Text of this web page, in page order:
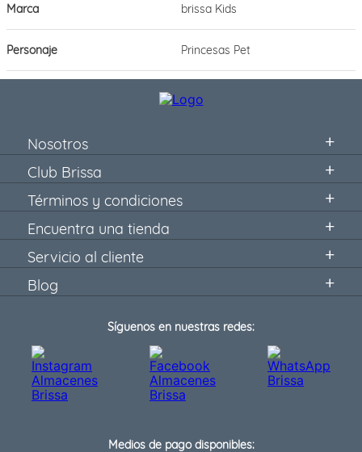
Marca brissa Kids
Personaje Princesas Pet
Nosotros
Club Brissa
Términos y condiciones
Encuentra una tienda
Servicio al cliente
Blog
Síguenos en nuestras redes:
Medios de pago disponibles: